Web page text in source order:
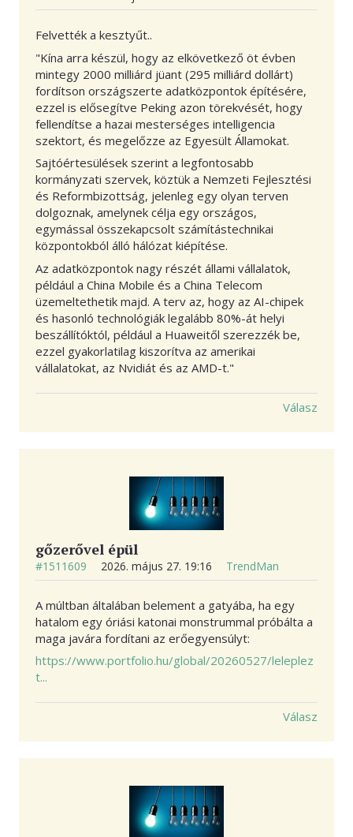
Felvették a kesztyűt..
"Kína arra készül, hogy az elkövetkező öt évben
mintegy 2000 milliárd jüant (295 milliárd dollárt)
fordítson országszerte adatközpontok építésére,
ezzel is elősegítve Peking azon törekvését, hogy
fellendítse a hazai mesterséges intelligencia
szektort, és megelőzze az Egyesült Államokat.
Sajtóértesülések szerint a legfontosabb
kormányzati szervek, köztük a Nemzeti Fejlesztési
és Reformbizottság, jelenleg egy olyan terven
dolgoznak, amelynek célja egy országos,
egymással összekapcsolt számítástechnikai
központokból álló hálózat kiépítése.
Az adatközpontok nagy részét állami vállalatok,
például a China Mobile és a China Telecom
üzemeltethetik majd. A terv az, hogy az AI-chipek
és hasonló technológiák legalább 80%-át helyi
beszállítóktól, például a Huaweitől szerezzék be,
ezzel gyakorlatilag kiszorítva az amerikai
vállalatokat, az Nvidiát és az AMD-t."
Válasz
gőzerővel épül
#1511609 2026. május 27. 19:16 TrendMan
A múltban általában belement a gatyába, ha egy
hatalom egy óriási katonai monstrummal próbálta a
maga javára fordítani az erőegyensúlyt:
https://www.portfolio.hu/global/20260527/leleplez
t...
Válasz